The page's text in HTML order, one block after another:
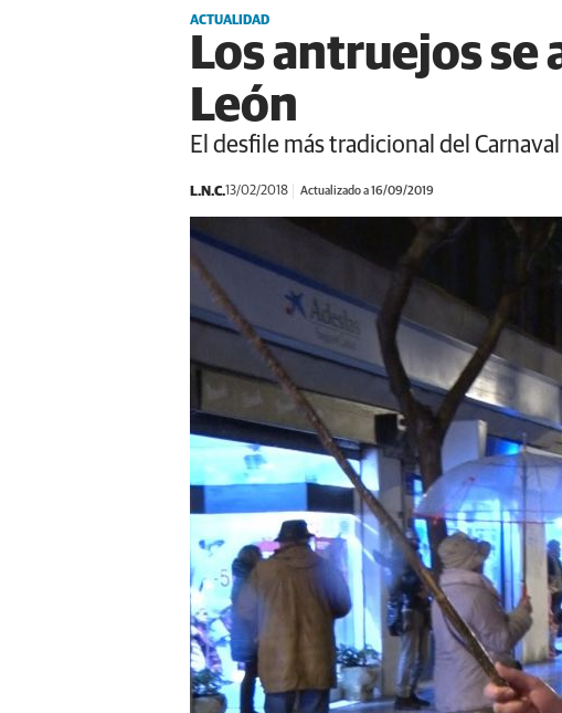
ACTUALIDAD
Los antruejos se
León
El desfile más tradicional del
L.N.C.13/02/2018 Actualizado a 16/09/2019